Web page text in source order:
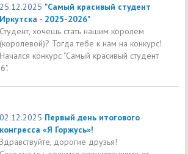
25.12.2025 "Самый красивый студент
Иркутска - 2025-2026"
Студент, хочешь стать нашим королем
(королевой)? Тогда тебе к нам на конкурс!
Начался конкурс "Самый красивый студент
02.12.2025 Первый день итогового
конгресса «Я Горжусь»!
Здравствуйте, дорогие друзья!